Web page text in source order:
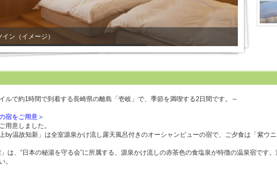
ン（イメージ）
ルで約1時間で到着する長崎県の離島「壱岐」で、季節を満喫する2日間です。～
宿をご用意＞
用意しました。
by温故知新」は全室源泉かけ流し露天風呂付きのオーシャンビューの宿で、ご夕食は「紫ウ
」は、“日本の秘湯を守る会”に所属する、源泉かけ流しの赤茶色の食塩泉が特徴の温泉宿です
。